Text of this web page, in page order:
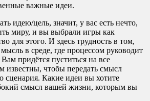
важные идеи.
идею/цель, значит, у вас есть нечто,
миру, и вы выбрали игры как
для этого. И здесь трудность в том,
в среде, где процессом руководит
придётся пуститься на все
известны, чтобы передать смысл
сценария. Какие идеи вы хотите
смысл вашей жизни, которым вы